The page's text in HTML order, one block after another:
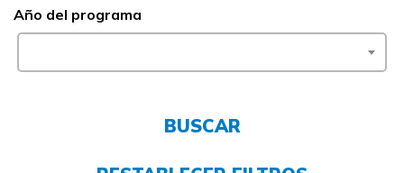
FAQs
Año del programa
BUSCAR